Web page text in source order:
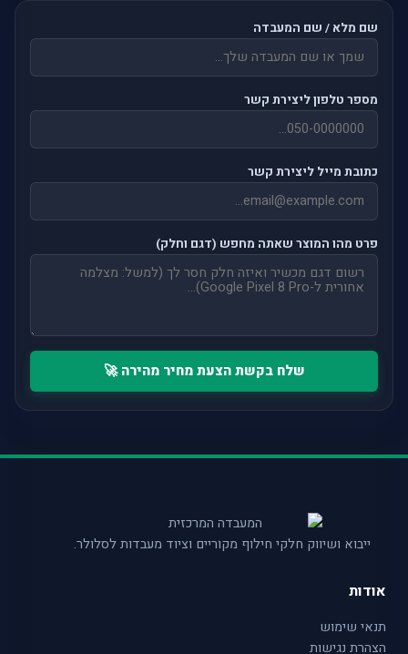
שם מלא / שם המעבדה
מספר טלפון ליצירת קשר
כתובת מייל ליצירת קשר
פרט מהו המוצר שאתה מחפש (דגם וחלק)
שלח בקשת הצעת מחיר מהירה 🚀
ייבוא ושיווק חלקי חילוף מקוריים וציוד מעבדות לסלולר.
אודות
תנאי שימוש
הצהרת נגישות